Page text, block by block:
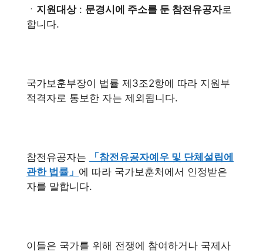
ㆍ 지원대상: 문경시에 주소를 둔 참전유공자로
합니다.
국가보훈부장이 법률 제3조2항에 따라 지원부
적격자로 통보한 자는 제외됩니다.
참전유공자는
「참전유공자예우 및 단체설립에
관한 법률」 에 따라 국가보훈처에서 인정받은
자를 말합니다.
이들은 국가를 위해 전쟁에 참여하거나 국제사